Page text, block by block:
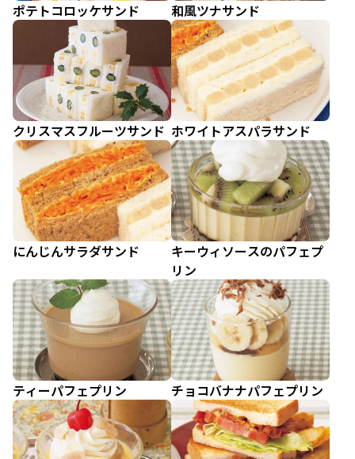
ポテトコロッケサンド 和風ツナサンド
クリスマスフルーツサンド ホワイトアスパラサンド
にんじんサラダサンド
キーウィソースのパフェプ
リン
ティーパフェプリン チョコバナナパフェプリン